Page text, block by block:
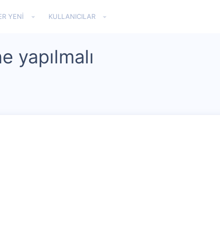
YENI KULLANICILAR
yapılmalı